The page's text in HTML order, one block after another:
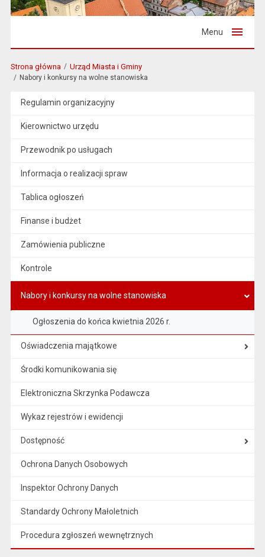
Menu
Strona główna Urząd Miasta i Gminy
Nabory i konkursy na wolne stanowiska
Regulamin organizacyjny
Kierownictwo urzędu
Przewodnik po usługach
Informacja o realizacji spraw
Tablica ogłoszeń
Finanse i budżet
Zamówienia publiczne
Kontrole
Nabory i konkursy na wolne stanowiska
Ogłoszenia do końca kwietnia 2026 r.
Oświadczenia majątkowe
Środki komunikowania się
Elektroniczna Skrzynka Podawcza
Wykaz rejestrów i ewidencji
Dostępność
Ochrona Danych Osobowych
Inspektor Ochrony Danych
Standardy Ochrony Małoletnich
Procedura zgłoszeń wewnętrznych